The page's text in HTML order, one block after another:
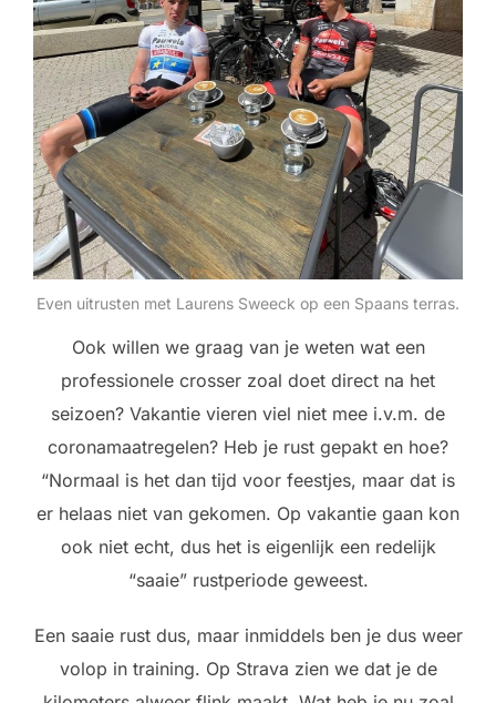
Even uitrusten met Laurens Sweeck op een Spaans terras.
Ook willen we graag van je weten wat een
professionele crosser zoal doet direct na het
seizoen? Vakantie vieren viel niet mee i.v.m. de
coronamaatregelen? Heb je rust gepakt en hoe?
“Normaal is het dan tijd voor feestjes, maar dat is
er helaas niet van gekomen. Op vakantie gaan kon
ook niet echt, dus het is eigenlijk een redelijk
“saaie” rustperiode geweest.
Een saaie rust dus, maar inmiddels ben je dus weer
volop in training. Op Strava zien we dat je de